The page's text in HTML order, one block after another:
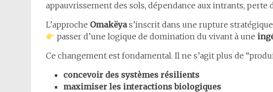
appauvrissement des sols, dépendance aux intrants, perte
L’approche Omakëyas’inscrit dans une rupture
passer d’une logique de domination du vivant à une
Ce changement est fondamental. Il ne s’agit plus de
concevoir des systèmes résilients
maximiser les interactions biologiques